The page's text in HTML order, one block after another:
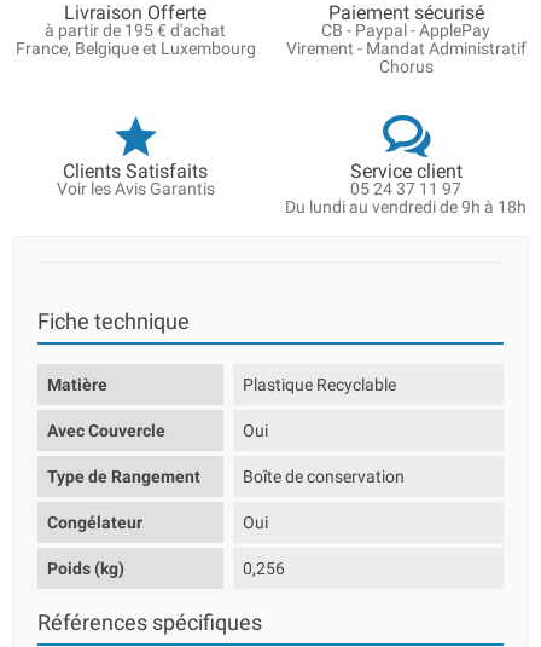
Livraison Offerte
à partir de 195 € d'achat
France, Belgique et Luxembourg
Paiement sécurisé
CB - Paypal - ApplePay
Virement - Mandat Administratif
Chorus
Clients Satisfaits
Voir les Avis Garantis
Service client
05 24 37 11 97
Du lundi au vendredi de 9h à 18h
Fiche technique
Matière Plastique Recyclable
Avec Couvercle Oui
Type de Rangement Boîte de conservation
Congélateur Oui
Poids (kg) 0,256
Références spécifiques